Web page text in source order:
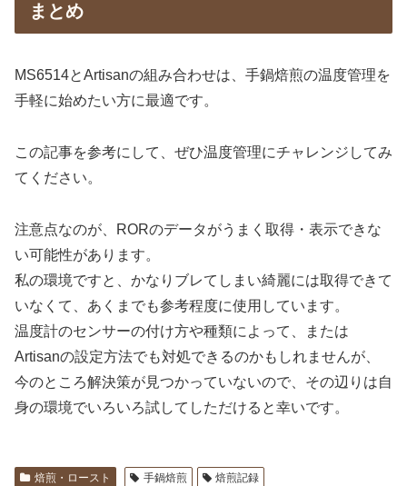
まとめ
MS6514とArtisanの組み合わせは、手鍋焙煎の温度管理を
手軽に始めたい方に最適です。
この記事を参考にして、ぜひ温度管理にチャレンジしてみ
てください。
注意点なのが、RORのデータがうまく取得・表示できな
い可能性があります。
私の環境ですと、かなりブレてしまい綺麗には取得できて
いなくて、あくまでも参考程度に使用しています。
温度計のセンサーの付け方や種類によって、または
Artisanの設定方法でも対処できるのかもしれませんが、
今のところ解決策が見つかっていないので、その辺りは自
身の環境でいろいろ試してしただけると幸いです。
焙煎・ロースト 手鍋焙煎 焙煎記録